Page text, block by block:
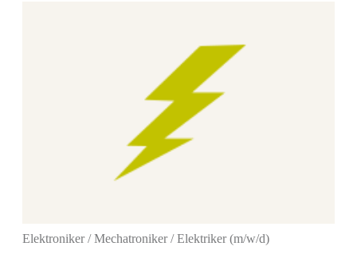
Elektroniker / Mechatroniker / Elektriker (m/w/d)